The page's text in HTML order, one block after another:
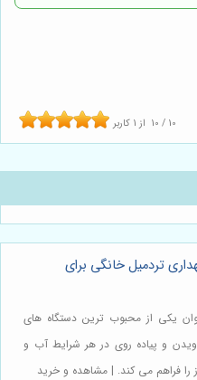
10 / 10 از 1 کاربر
تردمیل خانگی برای
یکی از محبوب ترین دستگاه های
و پیاده روی در هر شرایط آب و
را فراهم می کند. | مشاهده و خرید